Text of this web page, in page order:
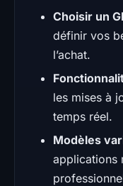
Choisir un
définir vos
l’achat.
les mises à
temps réel.
Modèles
applications